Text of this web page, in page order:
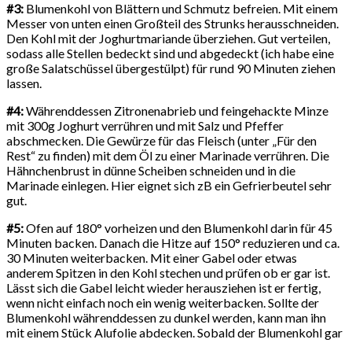
#3: Blumenkohl von Blättern und Schmutz befreien. Mit einem
Messer von unten einen Großteil des Strunks herausschneiden.
Den Kohl mit der Joghurtmariande überziehen. Gut verteilen,
sodass alle Stellen bedeckt sind und abgedeckt (ich habe eine
große Salatschüssel übergestülpt) für rund 90 Minuten ziehen
lassen.
#4:Währenddessen Zitronenabrieb und feingehackte Minze
mit 300g Joghurt verrühren und mit Salz und Pfeffer
abschmecken. Die Gewürze für das Fleisch (unter „Für den
Rest“ zu finden) mit dem Öl zu einer Marinade verrühren. Die
Hähnchenbrust in dünne Scheiben schneiden und in die
Marinade einlegen. Hier eignet sich zB ein Gefrierbeutel sehr
gut.
#5:Ofen auf 180° vorheizen und den Blumenkohl darin für 45
Minuten backen. Danach die Hitze auf 150° reduzieren und ca.
30 Minuten weiterbacken. Mit einer Gabel oder etwas
anderem Spitzen in den Kohl stechen und prüfen ob er gar ist.
Lässt sich die Gabel leicht wieder herausziehen ist er fertig,
wenn nicht einfach noch ein wenig weiterbacken. Sollte der
Blumenkohl währenddessen zu dunkel werden, kann man ihn
mit einem Stück Alufolie abdecken. Sobald der Blumenkohl gar